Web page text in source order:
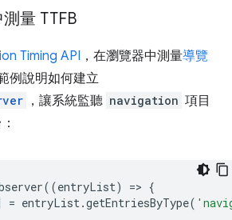
量 TTFB
Timing API ，在瀏覽器中測量導覽
例說明如何建立
，讓系統監聽 navigation 項目
((entryList) => {
= entryList.getEntriesByType(